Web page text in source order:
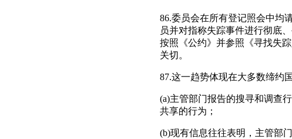
86.委员会在所有登记照会中均
员并对指称失踪事件进行彻底
按照《公约》并参照《寻找失
关切。
87.这一趋势体现在大多数缔约
(a)主管部门报告的搜寻和调查
共享的行为；
(b)现有信息往往表明，主管部